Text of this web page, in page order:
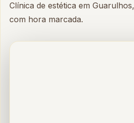
Clínica de estética em
com hora marcada.